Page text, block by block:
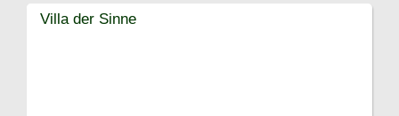
Villa der Sinne